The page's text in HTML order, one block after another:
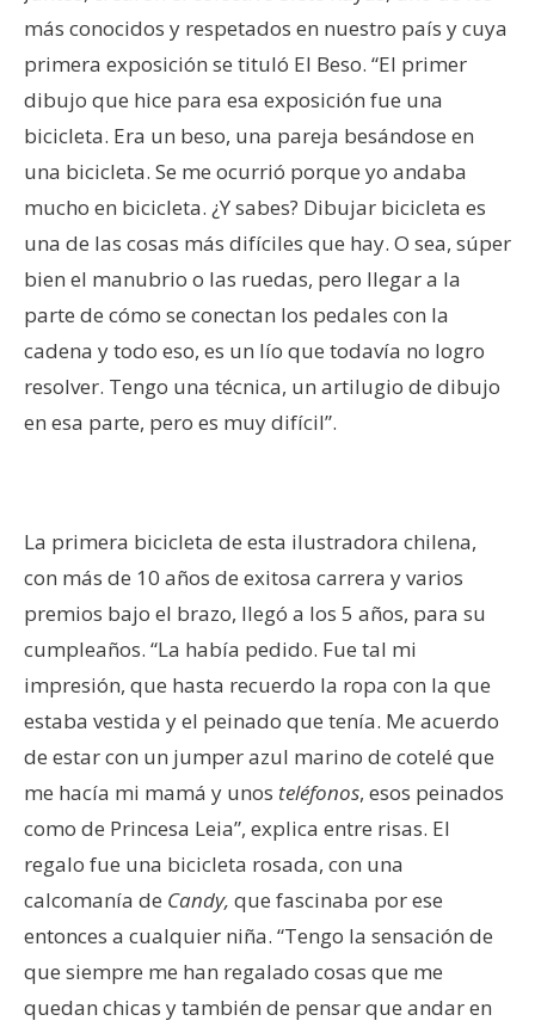
más conocidos y respetados en nuestro país y cuya
primera exposición se tituló El Beso. “El primer
dibujo que hice para esa exposición fue una
bicicleta. Era un beso, una pareja besándose en
una bicicleta. Se me ocurrió porque yo andaba
mucho en bicicleta. ¿Y sabes? Dibujar bicicleta es
una de las cosas más difíciles que hay. O sea, súper
bien el manubrio o las ruedas, pero llegar a la
parte de cómo se conectan los pedales con la
cadena y todo eso, es un lío que todavía no logro
resolver. Tengo una técnica, un artilugio de dibujo
en esa parte, pero es muy difícil”.
La primera bicicleta de esta ilustradora chilena,
con más de 10 años de exitosa carrera y varios
premios bajo el brazo, llegó a los 5 años, para su
cumpleaños. “La había pedido. Fue tal mi
impresión, que hasta recuerdo la ropa con la que
estaba vestida y el peinado que tenía. Me acuerdo
de estar con un jumper azul marino de cotelé que
me hacía mi mamá y unos teléfonos, esos peinados
como de Princesa Leia”, explica entre risas. El
regalo fue una bicicleta rosada, con una
calcomanía de Candy, que fascinaba por ese
entonces a cualquier niña. “Tengo la sensación de
que siempre me han regalado cosas que me
quedan chicas y también de pensar que andar en